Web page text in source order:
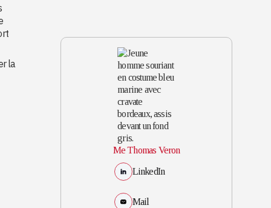
la
Me Thomas Veron
LinkedIn
Mail